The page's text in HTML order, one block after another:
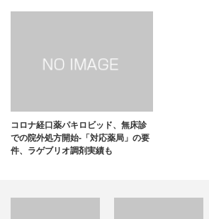
コロナ経口薬パキロビッド、無床診
での院外処方開始-「対応薬局」の要
件、ラゲブリオ調剤実績も